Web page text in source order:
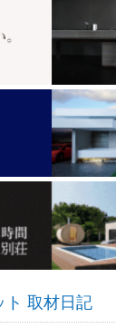
ト 取材日記